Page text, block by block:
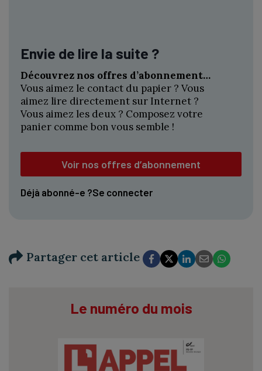
Envie de lire la suite ?
Découvrez nos offres d’abonnement…
Vous aimez le contact du papier ? Vous
aimez lire directement sur Internet ?
Vous aimez les deux ? Composez votre
panier comme bon vous semble !
Voir nos offres d’abonnement
Déjà abonné-e ?Se connecter
Partager cet article
Le numéro du mois